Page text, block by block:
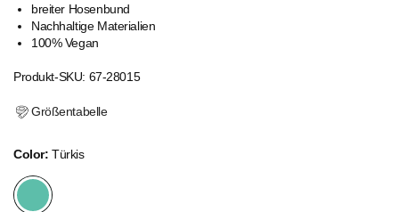
breiter Hosenbund
Nachhaltige Materialien
100% Vegan
Produkt-SKU: 67-28015
Größentabelle
Color: Türkis